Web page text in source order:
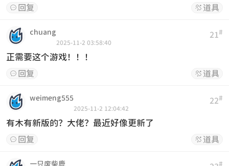
 回复  道具
21#
chuang
2025-11-2 03:58:40
正需要这个游戏！！！
 回复  道具
22#
weimeng555
2025-11-2 12:04:42
有木有新版的？大佬？最近好像更新了
 回复  道具
#
一只废柴鹿